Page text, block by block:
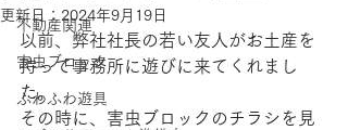
不動産関連
害虫ブロック
ふわふわ遊具
更新日： 2024年9月19日
以前、弊社社長の若い友人がお土産を
持って事務所に遊びに来てくれまし
た。
その時に、害虫ブロックのチラシを見